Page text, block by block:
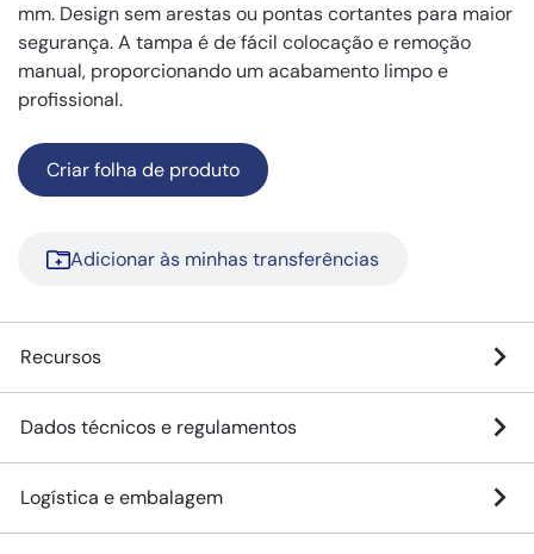
mm. Design sem arestas ou pontas cortantes para maior
segurança. A tampa é de fácil colocação e remoção
manual, proporcionando um acabamento limpo e
profissional.
Criar folha de produto
Adicionar às minhas transferências
Recursos
Dados técnicos e regulamentos
Logística e embalagem